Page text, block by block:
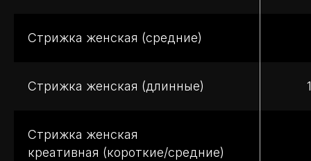
Стрижка женская (средние)
Стрижка женская (длинные)
Стрижка женская
креативная (короткие/средние)